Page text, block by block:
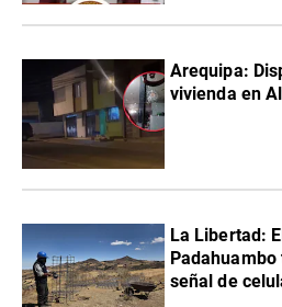
Arequipa:
vivienda en
La Libertad:
señal de